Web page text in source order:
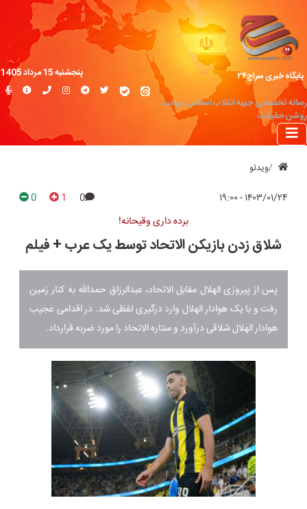
پایگاه خبری سراج۲۴
رسانه تخصصی جبهه انقلاب اسلامی؛ روایت
روشن حقیقت
پنجشنبه 15 مرداد 1405
ویدئو
۱۴۰۳/۰۱/۲۴ - ۱۹:۰۰ 0
1
0
برده داری وقیحانه!
شلاق زدن بازیکن الاتحاد توسط یک عرب + فیلم
پس از پیروزی الهلال مقابل الاتحاد، عبدالرزاق حمدالله به کنار زمین
رفت و با یک هوادار الهلال وارد درگیری لفظی شد. در اقدامی عجیب
هوادار الهلال شلاقی درآورد و ستاره الاتحاد را مورد ضربه قرارداد.